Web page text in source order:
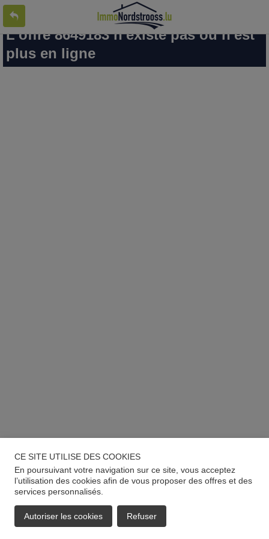
L'offre 8649183 n'existe pas ou n'est
plus en ligne
CE SITE UTILISE DES COOKIES
En poursuivant votre navigation sur ce site, vous acceptez
l’utilisation des cookies afin de vous proposer des offres et des
services personnalisés.
Autoriser les cookies Refuser